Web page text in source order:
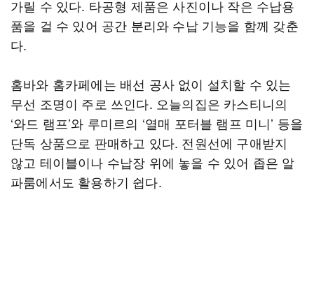
가릴 수 있다. 타공형 제품은 사진이나 작은 수납용
품을 걸 수 있어 공간 분리와 수납 기능을 함께 갖춘
다.
홈바와 홈카페에는 배선 공사 없이 설치할 수 있는
무선 조명이 주로 쓰인다. 오늘의집은 카스티니의
‘와드 램프’와 루미르의 ‘열매 포터블 램프 미니’ 등을
단독 상품으로 판매하고 있다. 전원선에 구애받지
않고 테이블이나 수납장 위에 놓을 수 있어 좁은 알
파룸에서도 활용하기 쉽다.